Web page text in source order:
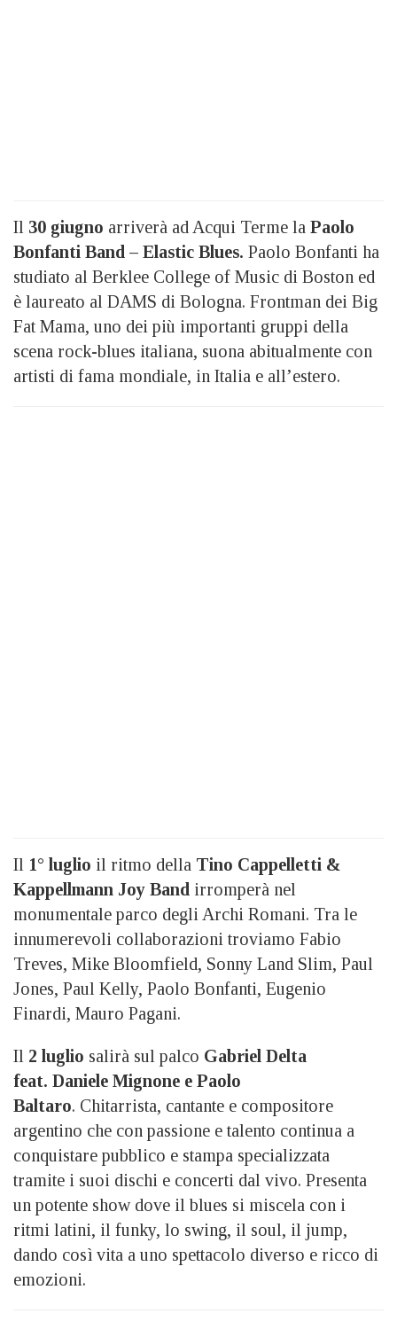
Il 30 giugno arriverà ad Acqui Terme la Paolo
Bonfanti Band – Elastic Blues. Paolo Bonfanti ha
studiato al Berklee College of Music di Boston ed
è laureato al DAMS di Bologna. Frontman dei Big
Fat Mama, uno dei più importanti gruppi della
scena rock-blues italiana, suona abitualmente con
artisti di fama mondiale, in Italia e all’estero.
Il 1° luglio il ritmo della Tino Cappelletti &
Kappellmann Joy Band irromperà nel
monumentale parco degli Archi Romani. Tra le
innumerevoli collaborazioni troviamo Fabio
Treves, Mike Bloomfield, Sonny Land Slim, Paul
Jones, Paul Kelly, Paolo Bonfanti, Eugenio
Finardi, Mauro Pagani.
Il 2 luglio salirà sul palco Gabriel Delta
feat. Daniele Mignone e Paolo
Baltaro. Chitarrista, cantante e compositore
argentino che con passione e talento continua a
conquistare pubblico e stampa specializzata
tramite i suoi dischi e concerti dal vivo. Presenta
un potente show dove il blues si miscela con i
ritmi latini, il funky, lo swing, il soul, il jump,
dando così vita a uno spettacolo diverso e ricco di
emozioni.